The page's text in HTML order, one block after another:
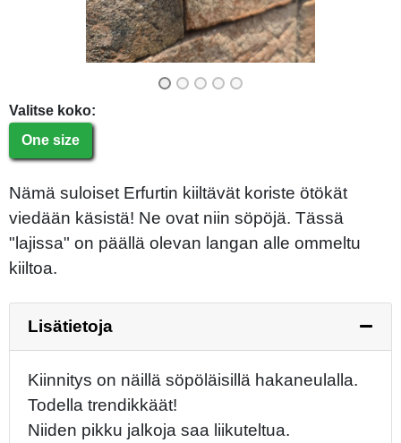
Valitse koko:
One size
Nämä suloiset Erfurtin kiiltävät koriste ötökät
viedään käsistä! Ne ovat niin söpöjä. Tässä
"lajissa" on päällä olevan langan alle ommeltu
kiiltoa.
Lisätietoja
Kiinnitys on näillä söpöläisillä hakaneulalla.
Todella trendikkäät!
Niiden pikku jalkoja saa liikuteltua.